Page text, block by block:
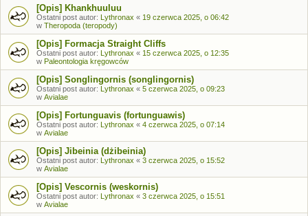
[Opis] Khankhuuluu
Ostatni post autor: Lythronax « 19 czerwca 2025, o 06:42
w Theropoda (teropody)
[Opis] Formacja Straight Cliffs
Ostatni post autor: Lythronax « 15 czerwca 2025, o 12:35
w Paleontologia kręgowców
[Opis] Songlingornis (songlingornis)
Ostatni post autor: Lythronax « 5 czerwca 2025, o 09:23
w Avialae
[Opis] Fortunguavis (fortunguawis)
Ostatni post autor: Lythronax « 4 czerwca 2025, o 07:14
w Avialae
[Opis] Jibeinia (dżibeinia)
Ostatni post autor: Lythronax « 3 czerwca 2025, o 15:52
w Avialae
[Opis] Vescornis (weskornis)
Ostatni post autor: Lythronax « 3 czerwca 2025, o 15:51
w Avialae